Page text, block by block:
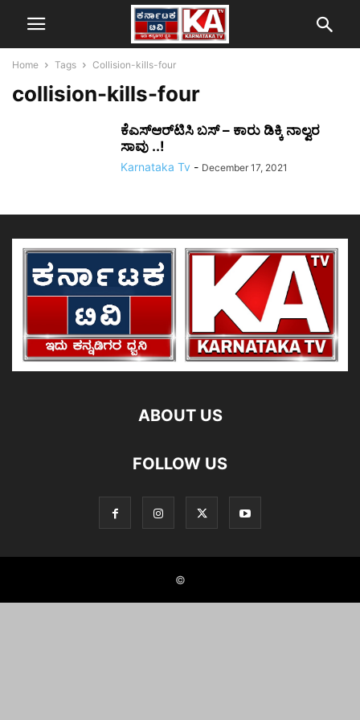
Home Tags Collision-kills-four
collision-kills-four
ಕೆಎಸ್​​ಆರ್​​ಟಿಸಿ ಬಸ್ – ಕಾರು ಡಿಕ್ಕಿ ನಾಲ್ವರ
ಸಾವು ..!
Karnataka Tv - December 17, 2021
ABOUT US
FOLLOW US
©